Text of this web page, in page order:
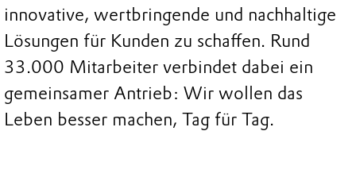
innovative, wertbringende und nachhaltige
Lösungen für Kunden zu schaffen. Rund
33.000 Mitarbeiter verbindet dabei ein
gemeinsamer Antrieb: Wir wollen das
Leben besser machen, Tag für Tag.